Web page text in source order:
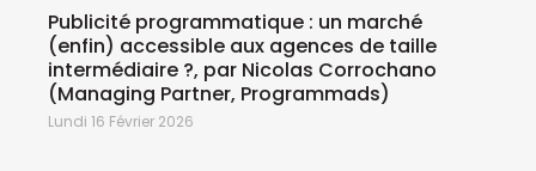
Publicité programmatique : un marché
(enfin) accessible aux agences de taille
intermédiaire ?, par Nicolas Corrochano
(Managing Partner, Programmads)
Lundi 16 Février 2026